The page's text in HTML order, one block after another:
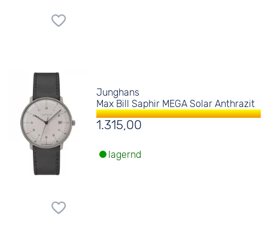
Junghans
Max Bill Saphir MEGA Solar Anthrazit
1.315,00
lagernd